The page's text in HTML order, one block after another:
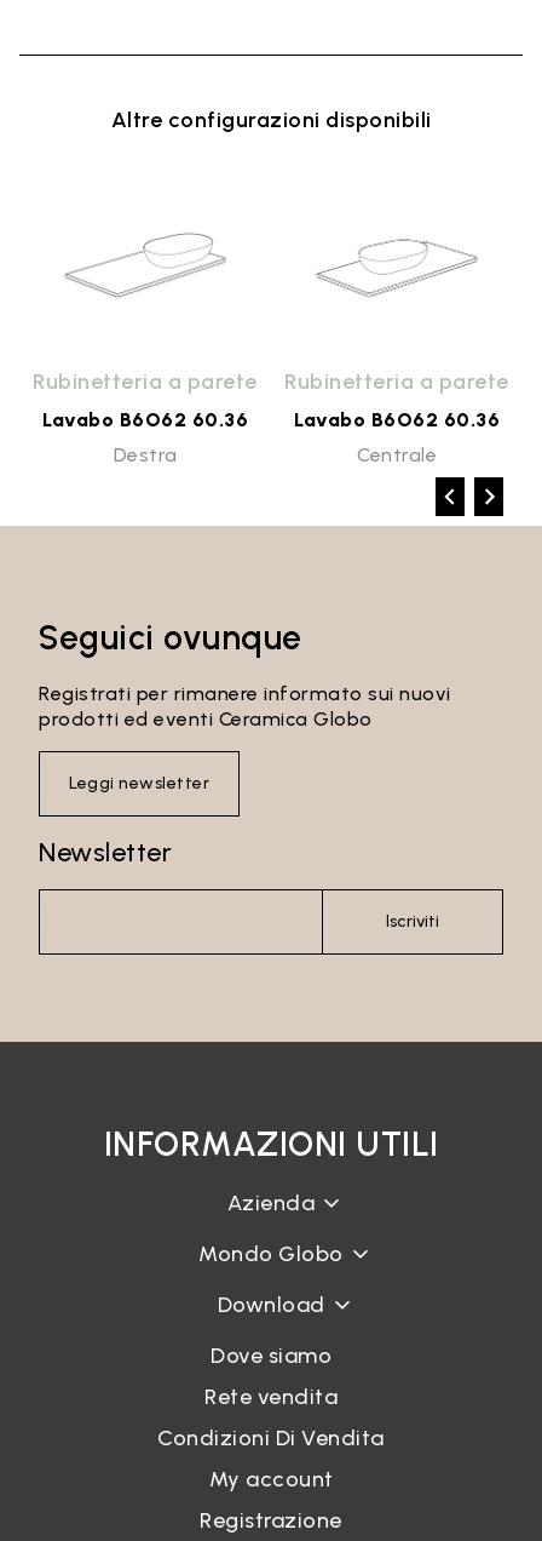
Altre configurazioni disponibili
Rubinetteria a parete
Lavabo B6O62 60.36
Destra
Rubinetteria a parete
Lavabo B6O62 60.36
Centrale
Seguici ovunque
Registrati per rimanere informato sui nuovi
prodotti ed eventi Ceramica Globo
Leggi newsletter
Newsletter
Iscriviti
INFORMAZIONI UTILI
Azienda
Mondo Globo
Download
Dove siamo
Rete vendita
Condizioni Di Vendita
My account
Registrazione